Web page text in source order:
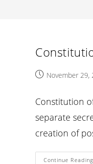
PostNovember 29,
Constitution
separate
creation of
Continue Reading